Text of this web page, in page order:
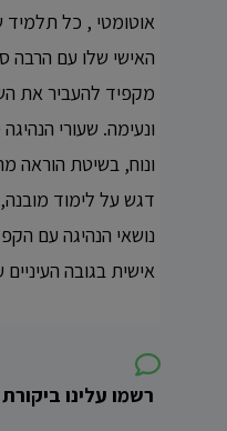
אוטומטי , כל
האישי שלו עם הרבה
מקפיד להעביר את
ונעימה. שעורי
ונוח, בשיטת
דגש על לימוד
נושאי הנהיגה עם
אישית בגובה
רשמו עלינו ביקורת